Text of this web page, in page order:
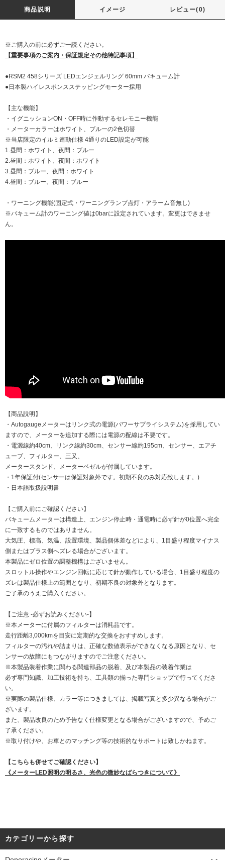
商品説明 イメージ レビュー(0)
※ご購入の前に必ずご一読ください。
【重要事項のご案内・保証規定その他特記事項】
●RSM2 458シリーズ LEDエンジェルリング 60mm バキューム計
●日本製ハイレスポンスステッピングモーター採用
【主な機能】
・イグニッションON・OFF時に作動するセレモニー機能
・メーターカラーはホワイト、ブルーの2色切替
※当店限定のイルミ連動仕様 4通りのLED設定が可能
1.昼間：ホワイト、夜間：ブルー
2.昼間：ホワイト、夜間：ホワイト
3.昼間：ブルー、夜間：ホワイト
4.昼間：ブルー、夜間：ブルー
・ワーニング機能(固定式・ワーニングランプ点灯・アラーム音無し)
※バキューム計のワーニング値は0barに設定されています。変更はできませ
ん。
【商品説明】
・Autogaugeメーターはリンク式の電源(パワーサプライシステム)を採用してい
ますので、メーターを追加する際には電源の配線は不要です。
・電源線約40cm、リンク線約30cm、センサー線約195cm、センサー、エアチ
ューブ、フィルター、三又、
メータースタンド、メーターベゼルが付属しています。
・1年保証付(センサーは保証対象外です。初期不良のみ対応致します。)
・日本語取扱説明書
【ご購入前にご確認ください】
バキュームメーターは構造上、エンジン停止時・通電時に必ず針が0位置へ完全
に一致するものではありません。
大気圧、標高、気温、設置環境、製品個体差などにより、1目盛り程度マイナス
側またはプラス側へズレる場合がございます。
本製品にゼロ位置の調整機構はございません。
スロットル操作やエンジン回転に応じて針が動作している場合、1目盛り程度の
ズレは製品仕様上の範囲となり、初期不良の対象外となります。
ご了承のうえご購入ください。
【ご注意 -必ずお読みください-】
※本メーターに付属のフィルターは消耗品です。
走行距離3,000kmを目安に定期的な交換をおすすめします。
フィルターの汚れや詰まりは、正確な数値表示ができなくなる原因となり、セ
ンサーの故障にもつながりますのでご注意ください。
※本製品装着作業に関わる関連部品の脱着、及び本製品の装着作業は
必ず専門知識、加工技術を持ち、工具類の揃った専門ショップで行ってくださ
い。
※実際の製品仕様、カラー等につきましては、掲載写真と多少異なる場合がご
ざいます。
また、製品改良のため予告なく仕様変更となる場合がございますので、予めご
了承ください。
※取り付けや、お車とのマッチング等の技術的なサポートは致しかねます。
【こちらも併せてご確認ください】
《メーターLED照明の明るさ、光色の微妙なばらつきについて》
カテゴリーから探す